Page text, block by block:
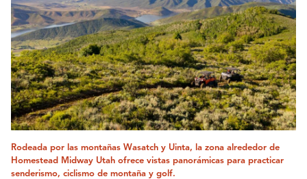
Rodeada por las montañas Wasatch y Uinta, la zona alrededor de
Homestead Midway Utah ofrece vistas panorámicas para practicar
senderismo, ciclismo de montaña y golf.